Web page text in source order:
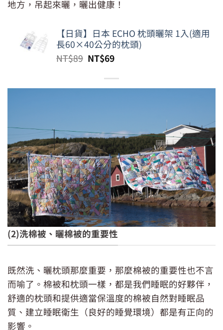
地方，吊起來曬，曬出健康！
【日貨】日本 ECHO 枕頭曬架 1入(適用
長60×40公分的枕頭)
NT$89 原
格：
NT$69目
價
格：
曬棉被，別飛了！
(2)洗棉被、曬棉被的重要性
既然洗、曬枕頭那麼重要，那麼棉被的重要性也不言
而喻了。棉被和枕頭一樣，都是我們睡眠的好夥伴，
舒適的枕頭和提供適當保溫度的棉被自然對睡眠品
質、建立睡眠衛生（良好的睡覺環境）都是有正向的
影響。